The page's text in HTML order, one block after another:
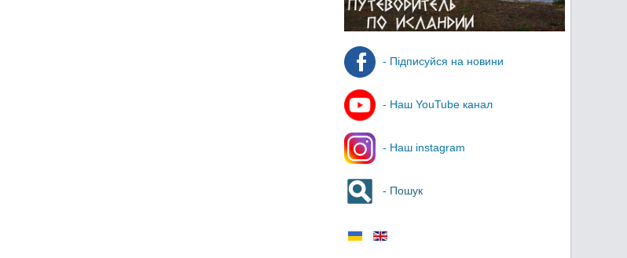
- Підписуйся на новини
- Наш YouTube канал
- Наш instagram
- Пошук